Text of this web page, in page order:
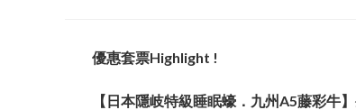
優惠套票Highlight !
【日本隱岐特級睡眠蠔．九州A5藤彩牛